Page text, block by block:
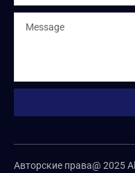
Авторские права@ 2025